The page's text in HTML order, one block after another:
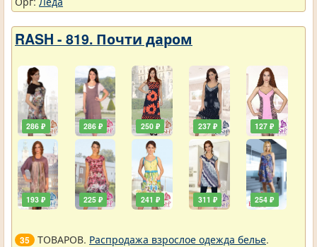
RASH - 819. Почти даром
286 ₽
193 ₽
286 ₽
225 ₽
250 ₽
241 ₽
237 ₽
311 ₽
127 ₽
254 ₽
35 ТОВАРОВ. Распродажа взрослое одежда белье.